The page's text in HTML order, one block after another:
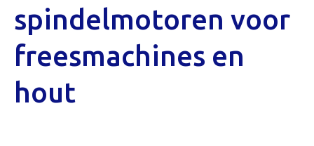
spindelmotoren voor
freesmachines en
hout